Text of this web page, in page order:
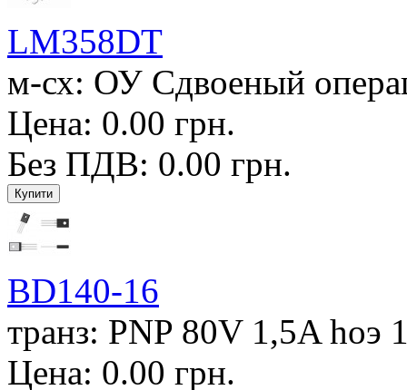
LM358DT
м-сх: ОУ Сдвоеный
Цена: 0.00 грн.
Без ПДВ: 0.00 грн.
BD140-16
транз: PNP 80V 1,5A
Цена: 0.00 грн.